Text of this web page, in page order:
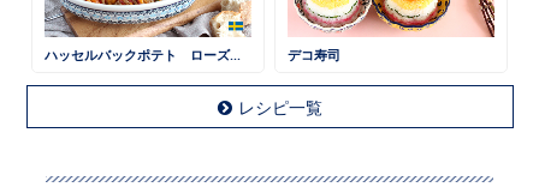
ハッセルバックポテト ローズマリー風味 デコ寿司
レシピ一覧